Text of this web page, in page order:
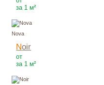
за 1 м²
Nova
Noir
от
за 1 м²